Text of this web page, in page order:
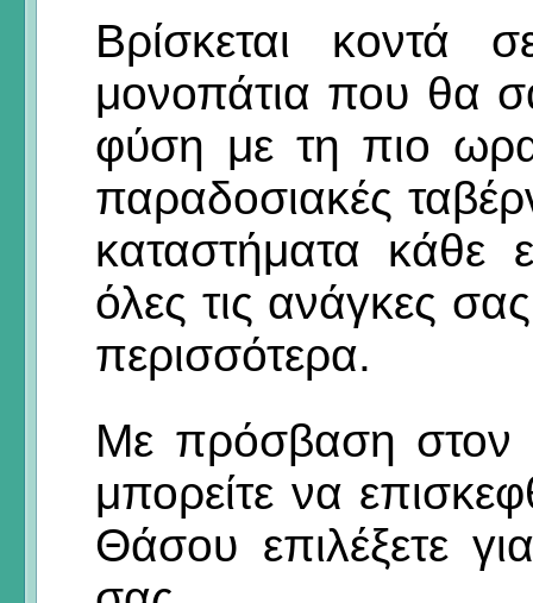
Βρίσκεται κοντά
μονοπάτια που θα
φύση με τη πιο
παραδοσιακές
καταστήματα κάθε
όλες τις ανάγκες
περισσότερα.
Με πρόσβαση στον
μπορείτε να
Θάσου επιλέξετε